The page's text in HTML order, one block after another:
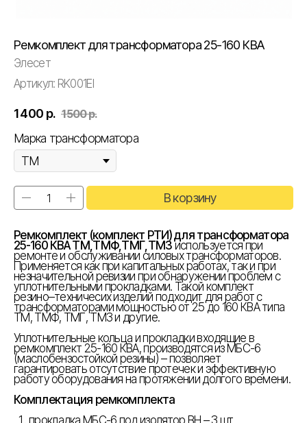
Ремкомплект для трансформатора 25-160 КВА
Элесет
Артикул: RK001EI
1 400 р. 1 500р.
Марка трансформатора
В корзину
Ремкомплект (комплект РТИ) для трансформатора
25-160 КВА ТМ,ТМФ,ТМГ,ТМЗиспользуется при
ремонте и обслуживании силовых трансформаторов.
Применяется как при капитальных работах, так и при
незначительной ревизии при обнаружении проблем с
уплотнительными прокладками. Такой комплект
резино–техничесих изделий подходит для работ с
трансформаторами мощностью от 25 до 160 КВА типа
ТМ, ТМФ, ТМГ, ТМЗ и другие.
Уплотнительные кольца и прокладки входящие в
ремкомплект 25-160 КВА, производятся из МБС-6
(маслобензостойкой резины) – позволяет
гарантировать отсутствие протечек и эффективную
работу оборудования на протяжении долгого времени.
Комплектация ремкомплекта